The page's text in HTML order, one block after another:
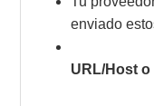
enviado
URL/Host o